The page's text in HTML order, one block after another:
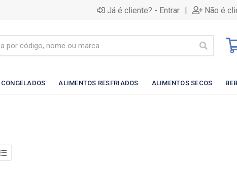
Já é cliente? - Entrar | Não é
ALIMENTOS RESFRIADOS ALIMENTOS SECOS